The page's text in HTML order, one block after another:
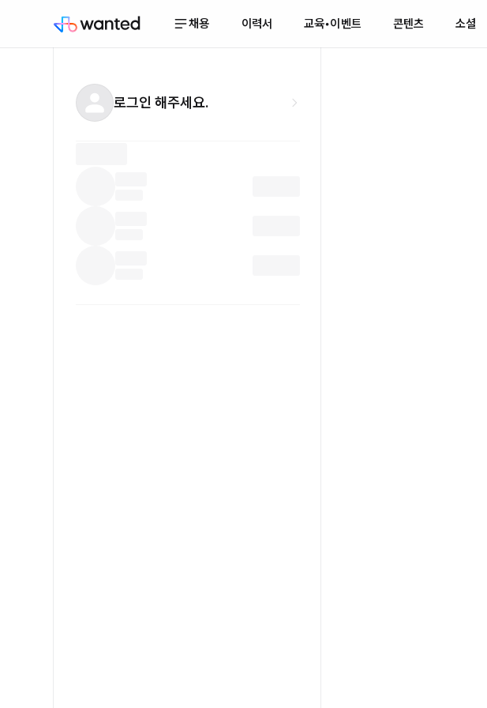
채용 이력서 교육•이벤트 콘텐츠 소셜
로그인 해주세요.